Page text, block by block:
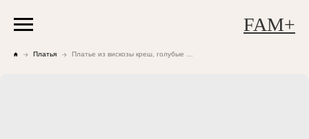
FAM+
Платья